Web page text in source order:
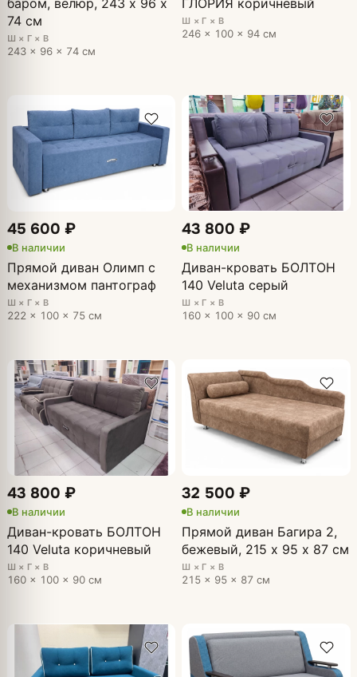
74 см
Ш × Г × В
243 × 96 × 74 см
Ш × Г × В
246 × 100 × 94 см
45 600 ₽
В наличии
Прямой диван Олимп с
механизмом пантограф
Ш × Г × В
222 × 100 × 75 см
43 800 ₽
В наличии
Диван-кровать БОЛТОН
140 Veluta серый
Ш × Г × В
160 × 100 × 90 см
43 800 ₽
В наличии
Диван-кровать БОЛТОН
140 Veluta коричневый
Ш × Г × В
160 × 100 × 90 см
32 500 ₽
В наличии
Прямой диван Багира 2,
бежевый, 215 х 95 х 87 см
Ш × Г × В
215 × 95 × 87 см